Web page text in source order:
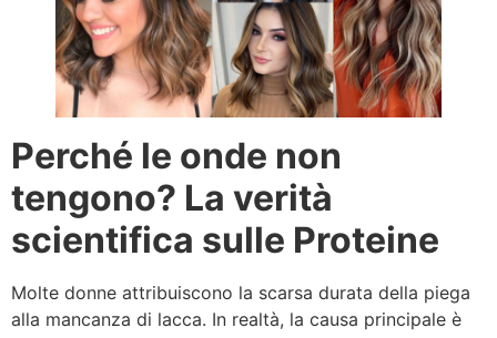
Perché le onde non
tengono? La verità
scientifica sulle Proteine
Molte donne attribuiscono la scarsa durata della piega
alla mancanza di lacca. In realtà, la causa principale è